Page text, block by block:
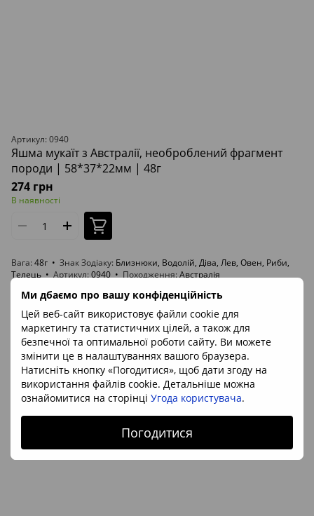
Ми дбаємо про вашу конфіденційність
Цей веб-сайт використовує файли cookie для
маркетингу та статистичних цілей, а також для
безпечної та оптимальної роботи сайту. Ви можете
змінити це в налаштуваннях вашого браузера.
Натисніть кнопку «Погодитися», щоб дати згоду на
використання файлів cookie. Детальніше можна
ознайомитися на сторінці Угода користувача.
Погодитися
Артикул: 0940
Яшма мукаїт з Австралії, необроблений фрагмент
породи | 58*37*22мм | 48г
274 грн
В наявності
Вага 48г Знак Зодіаку Близнюки, Водолій, Діва, Лев, Овен, Риби,
Телець
Артикул 0940 Походження Австралія
ВІДЕО